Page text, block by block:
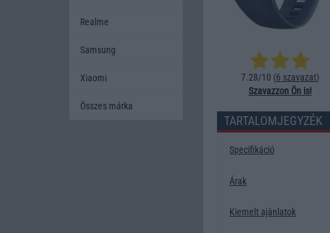
7.28/10 (6 szavazat)
Szavazzon Ön is!
TARTALOMJEGYZÉK
Specifikáció
Árak
Kiemelt ajánlatok
Realme
Samsung
Xiaomi
Összes márka